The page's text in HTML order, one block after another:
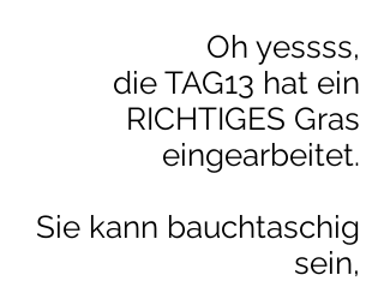
Oh yessss,
die TAG13 hat ein
RICHTIGES Gras
eingearbeitet.
Sie kann bauchtaschig
sein,